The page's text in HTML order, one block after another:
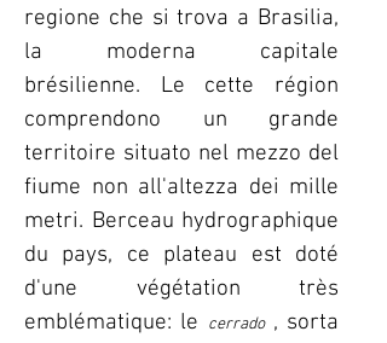
regione che si trova a Brasilia,
la moderna capitale
brésilienne. Le cette région
comprendono un grande
territoire situato nel mezzo del
fiume non all'altezza dei mille
metri. Berceau hydrographique
du pays, ce plateau est doté
d'une végétation très
emblématique: le cerrado , sorta